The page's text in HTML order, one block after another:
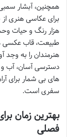
همچنین، آبشار
برای عکاسی هنری
هزار رنگ و حیات
طبیعت، قاب عکسی
هنرمندان را به وجد
دسترسی آسان، آب
های بی شمار برای
سفری است.
بهترین زمان
فصلی